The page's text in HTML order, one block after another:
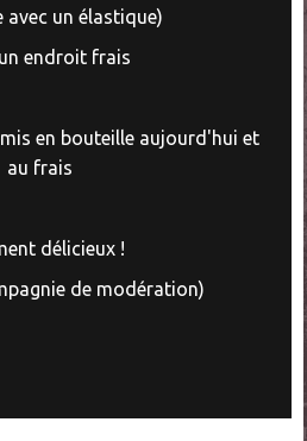
avec un élastique)
endroit frais
en bouteille aujourd'hui et
au frais
délicieux !
de modération)